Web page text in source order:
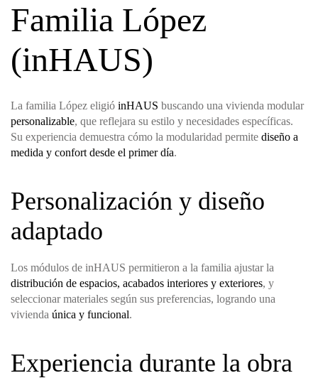
Familia López
(inHAUS)
La familia López eligió inHAUS buscando una vivienda modular
personalizable, que reflejara su estilo y necesidades específicas.
Su experiencia demuestra cómo la modularidad permite diseño a
medida y confort desde el primer día.
Personalización y diseño
adaptado
Los módulos de inHAUS permitieron a la familia ajustar la
distribución de espacios, acabados interiores y exteriores, y
seleccionar materiales según sus preferencias, logrando una
vivienda única y funcional.
Experiencia durante la obra